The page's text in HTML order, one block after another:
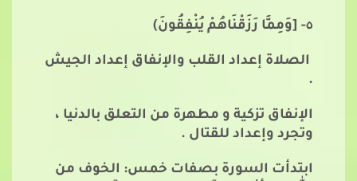
٥- [وَمِمَّا رَزَقْنَاهُمْ يُنْفِقُونَ)
الصلاة إعداد القلب والإنفاق إعداد الجيش
.
الإنفاق تزكية و مطهرة من التعلق بالدنيا ،
وتجرد وإعداد للقتال .
ابتدأت السورة بصفات خمس: الخوف من